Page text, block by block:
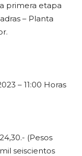
primera etapa
– Planta
– 11:00 Horas
(Pesos
seiscientos